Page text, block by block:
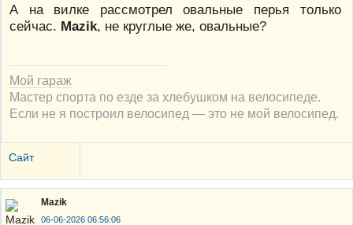
А на вилке рассмотрел овальные перья только
сейчас. Mazik, не круглые же, овальные?
Мой гараж
Мастер спорта по езде за хлебушком на велосипеде.
Если не я построил велосипед — это не мой велосипед.
Сайт
Mazik
06-06-2026 06:56:06